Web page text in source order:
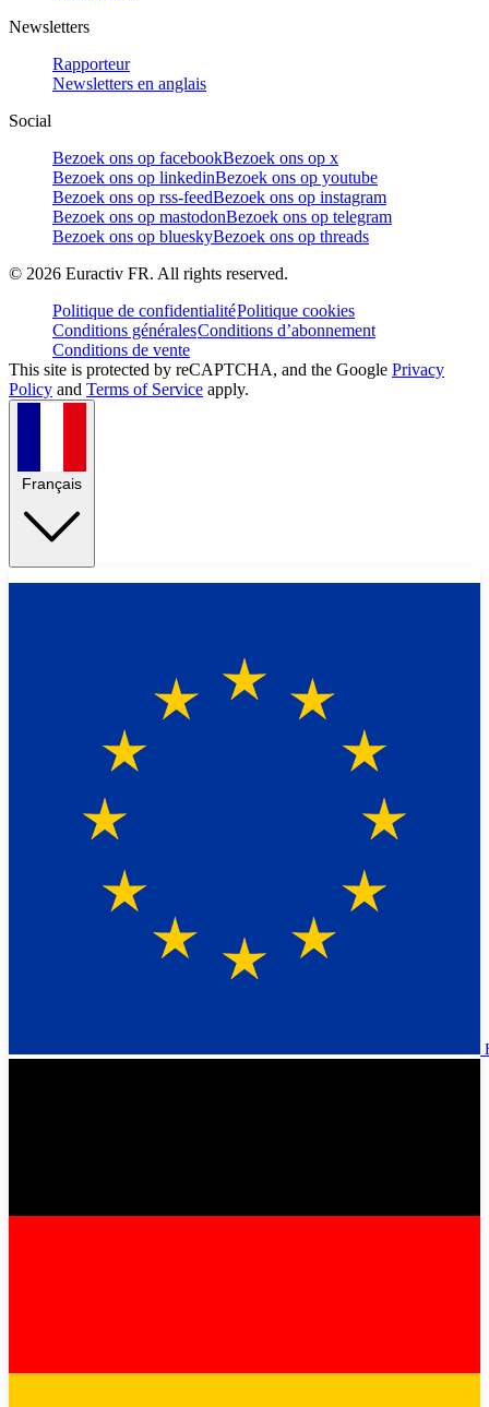
Newsletters
Rapporteur
Newsletters en anglais
Social
Bezoek ons op facebookBezoek ons op x
Bezoek ons op linkedinBezoek ons op youtube
Bezoek ons op rss-feedBezoek ons op instagram
Bezoek ons op mastodonBezoek ons op telegram
Bezoek ons op blueskyBezoek ons op threads
© 2026 Euractiv FR. All rights reserved.
Politique de confidentialitéPolitique cookies
Conditions généralesConditions d’abonnement
Conditions de vente
This site is protected by reCAPTCHA, and the Google Privacy
Policy and Terms of Service apply.
Français